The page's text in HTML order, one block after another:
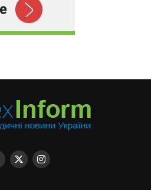
оборони можна
бюджетів